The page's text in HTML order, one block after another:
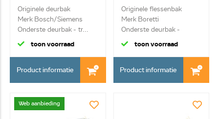
Originele deurbak
Merk Bosch/Siemens
Onderste deurbak - tr...
toon voorraad
Product informatie
Originele flessenbak
Merk Boretti
Onderste deurbak -
transp...
toon voorraad
Product informatie
Web aanbieding